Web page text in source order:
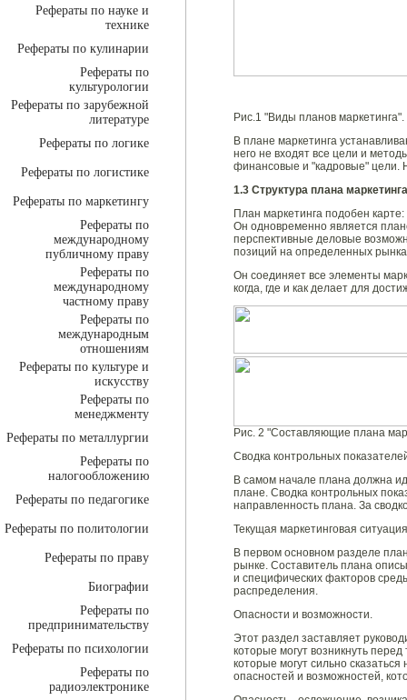
Рефераты по науке и
технике
Рефераты по кулинарии
Рефераты по
культурологии
Рефераты по зарубежной
литературе
Рефераты по логике
Рефераты по логистике
Рефераты по маркетингу
Рефераты по
международному
публичному праву
Рефераты по
международному
частному праву
Рефераты по
международным
отношениям
Рефераты по культуре и
искусству
Рефераты по
менеджменту
Рефераты по металлургии
Рефераты по
налогообложению
Рефераты по педагогике
Рефераты по политологии
Рефераты по праву
Биографии
Рефераты по
предпринимательству
Рефераты по психологии
Рефераты по
радиоэлектронике
Рис.1 "Виды планов маркетинга".
В плане маркетинга
него не входят все цели и
финансовые и "кадровые" цели.
1.3 Структура плана
План маркетинга подобен
Он одновременно является
перспективные деловые
позиций на определенных
Он соединяет все элементы
когда, где и как делает для
Рис. 2 "Составляющие плана
Сводка контрольных
В самом начале плана должна
плане. Сводка контрольных
направленность плана. За
Текущая маркетинговая
В первом основном разделе
рынке. Составитель плана
и специфических факторов
распределения.
Опасности и возможности.
Этот раздел заставляет
которые могут возникнуть
которые могут сильно
опасностей и возможностей,